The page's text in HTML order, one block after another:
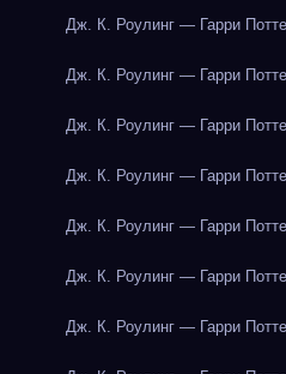
Дж. К. Роулинг — Гарри
Дж. К. Роулинг — Гарри
Дж. К. Роулинг — Гарри
Дж. К. Роулинг — Гарри
Дж. К. Роулинг — Гарри
Дж. К. Роулинг — Гарри
Дж. К. Роулинг — Гарри